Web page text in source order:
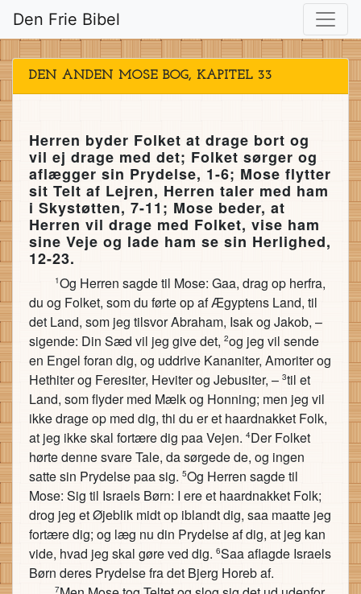
Den Frie Bibel
DEN ANDEN MOSE BOG, KAPITEL 33
Herren byder Folket at drage bort og
vil ej drage med det; Folket sørger og
aflægger sin Prydelse, 1-6; Mose flytter
sit Telt af Lejren, Herren taler med ham
i Skystøtten, 7-11; Mose beder, at
Herren vil drage med Folket, vise ham
sine Veje og lade ham se sin Herlighed,
12-23.
1Og Herren sagde til Mose: Gaa, drag op herfra,
du og Folket, som du førte op af Ægyptens Land, til
det Land, som jeg tilsvor Abraham, Isak og Jakob, –
sigende: Din Sæd vil jeg give det, 2og jeg vil sende
en Engel foran dig, og uddrive Kananiter, Amoriter og
Hethiter og Feresiter, Heviter og Jebusiter, – 3til et
Land, som flyder med Mælk og Honning; men jeg vil
ikke drage op med dig, thi du er et haardnakket Folk,
at jeg ikke skal fortære dig paa Vejen. 4Der Folket
hørte denne svare Tale, da sørgede de, og ingen
satte sin Prydelse paa sig. 5Og Herren sagde til
Mose: Sig til Israels Børn: I ere et haardnakket Folk;
drog jeg et Øjeblik midt op iblandt dig, saa maatte jeg
fortære dig; og læg nu din Prydelse af dig, at jeg kan
vide, hvad jeg skal gøre ved dig. 6Saa aflagde Israels
Børn deres Prydelse fra det Bjerg Horeb af.
7